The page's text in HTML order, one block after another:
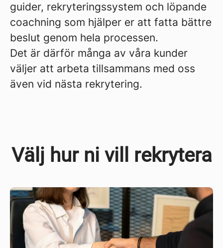
guider, rekryteringssystem och löpande
coachning som hjälper er att fatta bättre
beslut genom hela processen.
Det är därför många av våra kunder
väljer att arbeta tillsammans med oss
även vid nästa rekrytering.
Välj hur ni vill rekrytera